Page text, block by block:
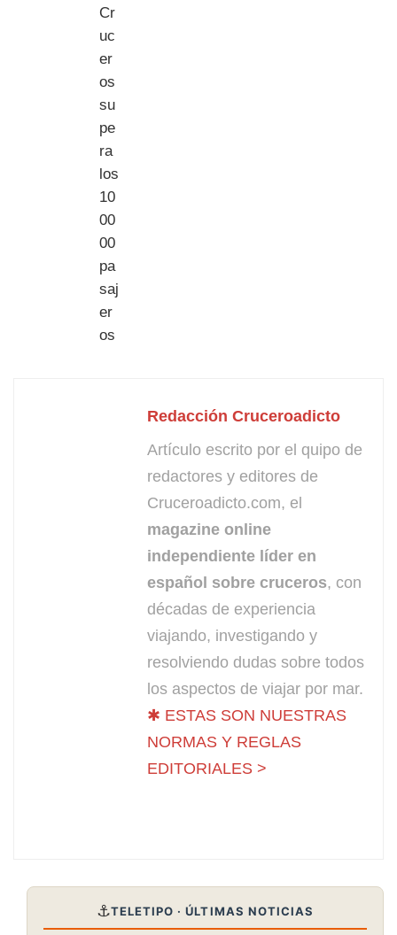
Redacción Cruceroadicto
Artículo escrito por el quipo de
redactores y editores de
Cruceroadicto.com, el
magazine online
independiente líder en
español sobre cruceros, con
décadas de experiencia
viajando, investigando y
resolviendo dudas sobre todos
los aspectos de viajar por mar.
✱ ESTAS SON NUESTRAS
NORMAS Y REGLAS
EDITORIALES >
⚓TELETIPO · ÚLTIMAS NOTICIAS